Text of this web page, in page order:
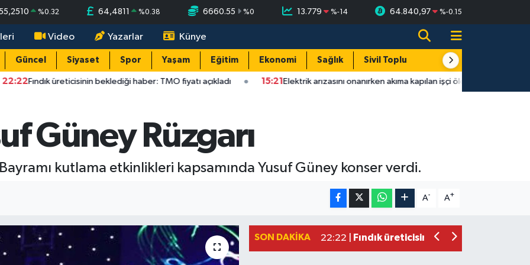
%0.32 64,4811 %0.38 6660.55 %0 13.779 %-14 64.840,97 %-0.15
Video Yazarlar Künye
Güncel Siyaset Spor Yaşam Eğitim Ekonomi Sağlık Sivil Toplum Turizm
Fındık üreticisinin beklediği haber: TMO fiyatı açıkladı 15:21Elektrik arızasını onanırken akıma kapılan işçi öldü
Güney Rüzgarı
kutlama etkinlikleri kapsamında Yusuf Güney konser verdi.
A- A+
SON DAKIKA
23:12 |Bartın'da nem oranı yüzde 100'e
15:21 |
Elektrik arızasını onanırken akıma